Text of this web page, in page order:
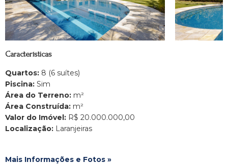
Características
Quartos: 8 (6 suítes)
Piscina: Sim
Área do Terreno: m²
Área Construída: m²
Valor do Imóvel: R$ 20.000.000,00
Localização: Laranjeiras
Mais Informações e Fotos »